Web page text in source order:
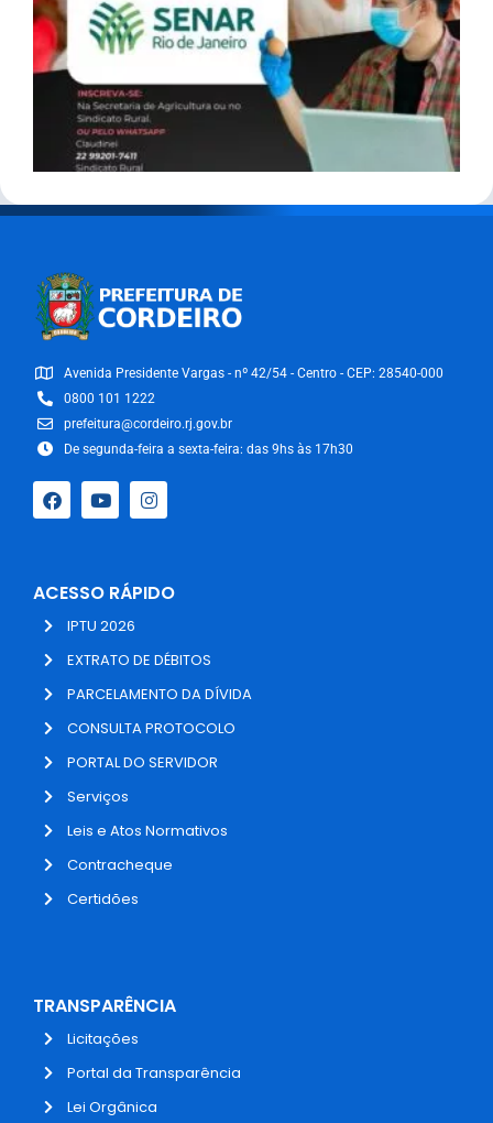
Avenida Presidente Vargas - nº 42/54 - Centro - CEP: 28540-000
0800 101 1222
prefeitura@cordeiro.rj.gov.br
De segunda-feira a sexta-feira: das 9hs às 17h30
ACESSO RÁPIDO
IPTU 2026
EXTRATO DE DÉBITOS
PARCELAMENTO DA DÍVIDA
CONSULTA PROTOCOLO
PORTAL DO SERVIDOR
Serviços
Leis e Atos Normativos
Contracheque
Certidões
TRANSPARÊNCIA
Licitações
Portal da Transparência
Lei Orgânica